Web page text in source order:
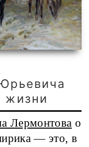
жизни
Лермонтова о
— это, в